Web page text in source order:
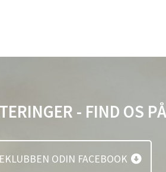
- FIND OS
ODIN FACEBOOK